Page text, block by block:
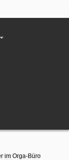
im Orga-Büro